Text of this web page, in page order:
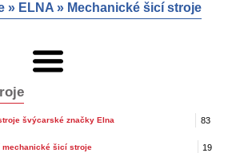
» ELNA» Mechanické šicí stroje
švýcarské značky Elna 83
mechanické šicí stroje 19